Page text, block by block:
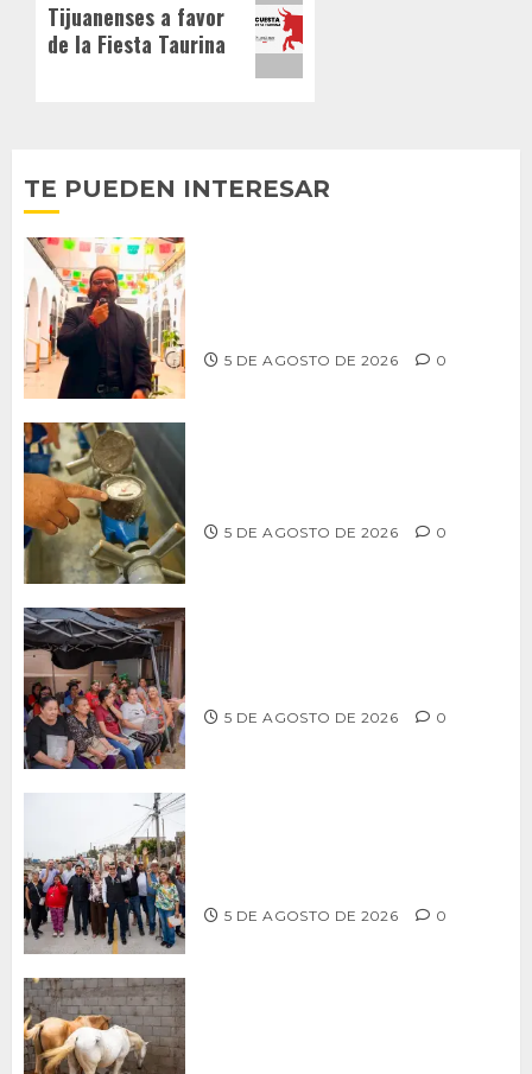
entrada:
Tijuanenses a favor
de la Fiesta Taurina
TE PUEDEN INTERESAR
5 DE AGOSTO DE 2026 0
5 DE AGOSTO DE 2026 0
5 DE AGOSTO DE 2026 0
5 DE AGOSTO DE 2026 0